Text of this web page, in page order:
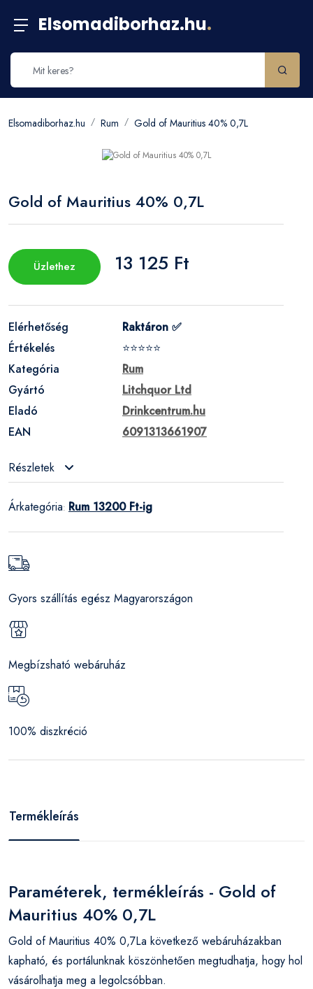
Elsomadiborhaz.hu.
Elsomadiborhaz.hu Rum Gold of Mauritius 40% 0,7L
Gold of Mauritius 40% 0,7L
Üzlethez 13 125 Ft
Elérhetőség
Raktáron ✅
Értékelés
⭐⭐⭐⭐⭐
Kategória
Rum
Gyártó
Litchquor Ltd
Eladó
Drinkcentrum.hu
EAN
6091313661907
Részletek
Árkategória: Rum 13200 Ft-ig
Gyors szállítás egész Magyarországon
Megbízsható webáruház
100% diszkréció
Termékleírás
Paraméterek, termékleírás - Gold of
Mauritius 40% 0,7L
Gold of Mauritius 40% 0,7La következő webáruházakban
kapható, és portálunknak köszönhetően megtudhatja, hogy hol
vásárolhatja meg a legolcsóbban.